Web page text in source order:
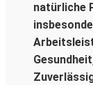
natürliche